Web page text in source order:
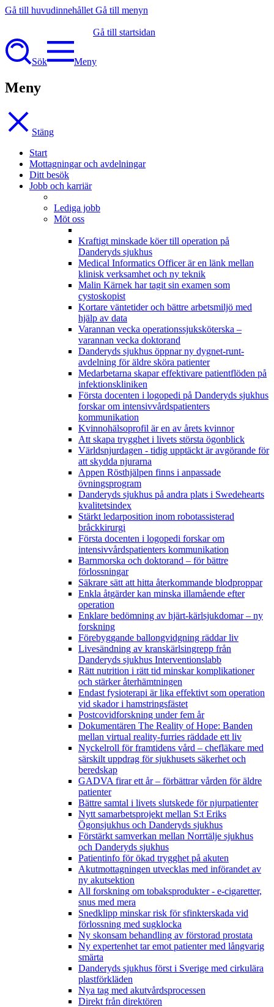
Gå till huvudinnehållet Gå till menyn
Gå till startsidan
Sök Meny
Meny
Stäng
Start
Mottagningar och avdelningar
Ditt besök
Jobb och karriär
Lediga jobb
Möt oss
Kraftigt minskade köer till operation på
Danderyds sjukhus
Medical Informatics Officer är en länk mellan
klinisk verksamhet och ny teknik
Malin Kärnek har tagit sin examen som
cystoskopist
Kortare väntetider och bättre arbetsmiljö med
hjälp av data
Varannan vecka operationssjuksköterska –
varannan vecka doktorand
Danderyds sjukhus öppnar ny dygnet-runt-
avdelning för äldre sköra patienter
Medarbetarna skapar effektivare patientflöden på
infektionskliniken
Första docenten i logopedi på Danderyds sjukhus
forskar om intensivvårdspatienters
kommunikation
Kvinnohälsoprofil är en av årets kvinnor
Att skapa trygghet i livets största ögonblick
Världsnjurdagen - tidig upptäckt är avgörande för
att skydda njurarna
Appen Rösthjälpen finns i anpassade
övningsprogram
Danderyds sjukhus på andra plats i Swedehearts
kvalitetsindex
Stärkt ledarposition inom robotassisterad
bråckkirurgi
Första docenten i logopedi forskar om
intensivvårdspatienters kommunikation
Barnmorska och doktorand – för bättre
förlossningar
Säkrare sätt att hitta återkommande blodproppar
Enkla åtgärder kan minska illamående efter
operation
Enklare bedömning av hjärt-kärlsjukdomar – ny
forskning
Förebyggande ballongvidgning räddar liv
Livesändning av kranskärlsingrepp från
Danderyds sjukhus Interventionslabb
Rätt nutrition i rätt tid minskar komplikationer
och stärker återhämtningen
Endast fysioterapi är lika effektivt som operation
vid skador i hamstringsfästet
Postcovidforskning under fem år
Dokumentären The Reality of Hope: Banden
mellan virtual reality-furries räddade ett liv
Nyckelroll för framtidens vård – chefläkare med
särskilt uppdrag för sjukhusets säkerhet och
beredskap
GADVA firar ett år – förbättrar vården för äldre
patienter
Bättre samtal i livets slutskede för njurpatienter
Nytt samarbetsprojekt mellan S:t Eriks
Ögonsjukhus och Danderyds sjukhus
Förstärkt samverkan mellan Norrtälje sjukhus
och Danderyds sjukhus
Patientinfo för ökad trygghet på akuten
Akutmottagningen utvecklas med införandet av
ny akutsektion
All forskning om tobaksprodukter - e-cigaretter,
snus med mera
Snedklipp minskar risk för sfinkterskada vid
förlossning med sugklocka
Ny skonsam behandling av förstorad prostata
Ny expertenhet tar emot patienter med långvarig
smärta
Danderyds sjukhus först i Sverige med cirkulära
plastförkläden
Nya tag med akutvårdsprocessen
Direkt från direktören